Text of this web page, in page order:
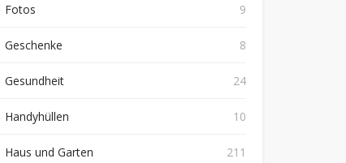
Fotos 9
Geschenke 8
Gesundheit 24
Handyhüllen 10
Haus und Garten 211